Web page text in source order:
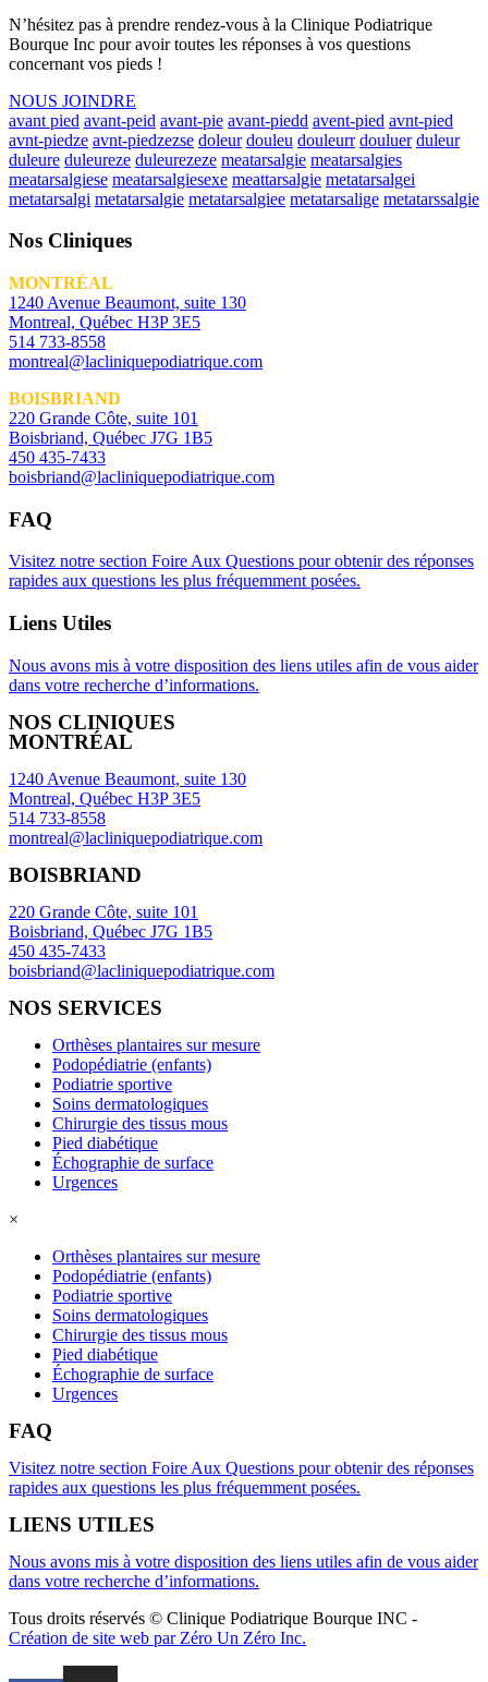
N’hésitez pas à prendre rendez-vous à la Clinique Podiatrique
Bourque Inc pour avoir toutes les réponses à vos questions
concernant vos pieds !
NOUS JOINDRE
avant pied avant-peid avant-pie avant-piedd avent-pied avnt-pied
avnt-piedze avnt-piedzezse doleur douleu douleurr douluer duleur
duleure duleureze duleurezeze meatarsalgie meatarsalgies
meatarsalgiese meatarsalgiesexe meattarsalgie metatarsalgei
metatarsalgi metatarsalgie metatarsalgiee metatarsalige metatarssalgie
Nos Cliniques
MONTRÉAL
1240 Avenue Beaumont, suite 130
Montreal, Québec H3P 3E5
514 733-8558
montreal@lacliniquepodiatrique.com
BOISBRIAND
220 Grande Côte, suite 101
Boisbriand, Québec J7G 1B5
450 435-7433
boisbriand@lacliniquepodiatrique.com
FAQ
Visitez notre section Foire Aux Questions pour obtenir des réponses
rapides aux questions les plus fréquemment posées.
Liens Utiles
Nous avons mis à votre disposition des liens utiles afin de vous aider
dans votre recherche d’informations.
NOS CLINIQUES
MONTRÉAL
1240 Avenue Beaumont, suite 130
Montreal, Québec H3P 3E5
514 733-8558
montreal@lacliniquepodiatrique.com
BOISBRIAND
220 Grande Côte, suite 101
Boisbriand, Québec J7G 1B5
450 435-7433
boisbriand@lacliniquepodiatrique.com
NOS SERVICES
Orthèses plantaires sur mesure
Podopédiatrie (enfants)
Podiatrie sportive
Soins dermatologiques
Chirurgie des tissus mous
Pied diabétique
Échographie de surface
Urgences
×
Orthèses plantaires sur mesure
Podopédiatrie (enfants)
Podiatrie sportive
Soins dermatologiques
Chirurgie des tissus mous
Pied diabétique
Échographie de surface
Urgences
FAQ
Visitez notre section Foire Aux Questions pour obtenir des réponses
rapides aux questions les plus fréquemment posées.
LIENS UTILES
Nous avons mis à votre disposition des liens utiles afin de vous aider
dans votre recherche d’informations.
Tous droits réservés © Clinique Podiatrique Bourque INC -
Création de site web par Zéro Un Zéro Inc.